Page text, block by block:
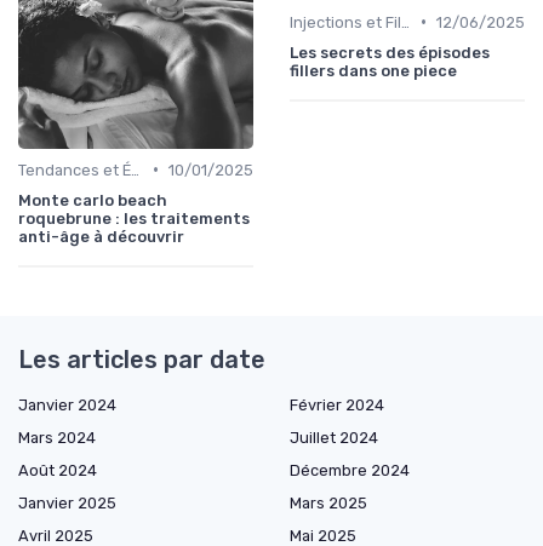
• 10/01/2025
Monte carlo beach
roquebrune : les traitements
anti-âge à découvrir
• 12/06/2025
Les secrets des épisodes
fillers dans one piece
Les articles par date
Janvier 2024
Février 2024
Mars 2024
Juillet 2024
Août 2024
Décembre 2024
Janvier 2025
Mars 2025
Avril 2025
Mai 2025